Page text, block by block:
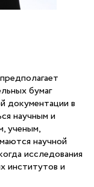
бумаг
документации в
научным и
ученым,
научной
исследования
институтов и